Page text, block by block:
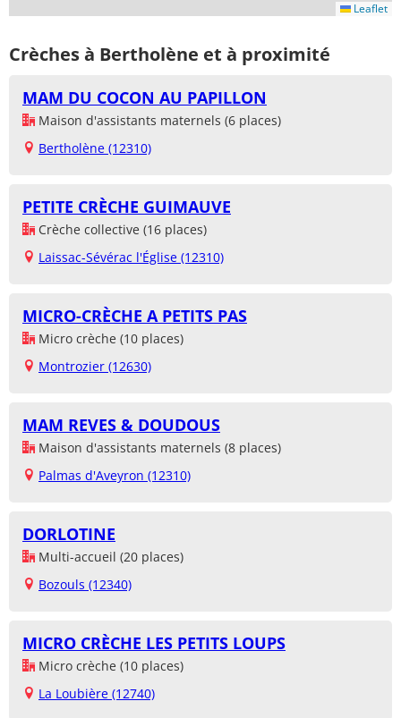
Leaflet
Crèches à Bertholène et à proximité
MAM DU COCON AU PAPILLON
Maison d'assistants maternels (6 places)
Bertholène (12310)
PETITE CRÈCHE GUIMAUVE
Crèche collective (16 places)
Laissac-Sévérac l'Église (12310)
MICRO-CRÈCHE A PETITS PAS
Micro crèche (10 places)
Montrozier (12630)
MAM REVES & DOUDOUS
Maison d'assistants maternels (8 places)
Palmas d'Aveyron (12310)
DORLOTINE
Multi-accueil (20 places)
Bozouls (12340)
MICRO CRÈCHE LES PETITS LOUPS
Micro crèche (10 places)
La Loubière (12740)